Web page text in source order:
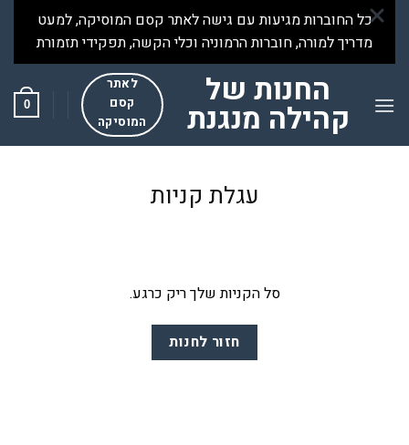
Skip כל החוברות מגיעות עם גישה לאתר קסם המוסיקה, למעט
מדריך למורה, חוברות הרמוניה וכלי הקשה, תפקידי תזמורת
החנות של
קהילה מנגנת
לאתר
קסם
המוסיקה
0
עגלת קניות
סל הקניות שלך ריק כרגע.
חזור לחנות